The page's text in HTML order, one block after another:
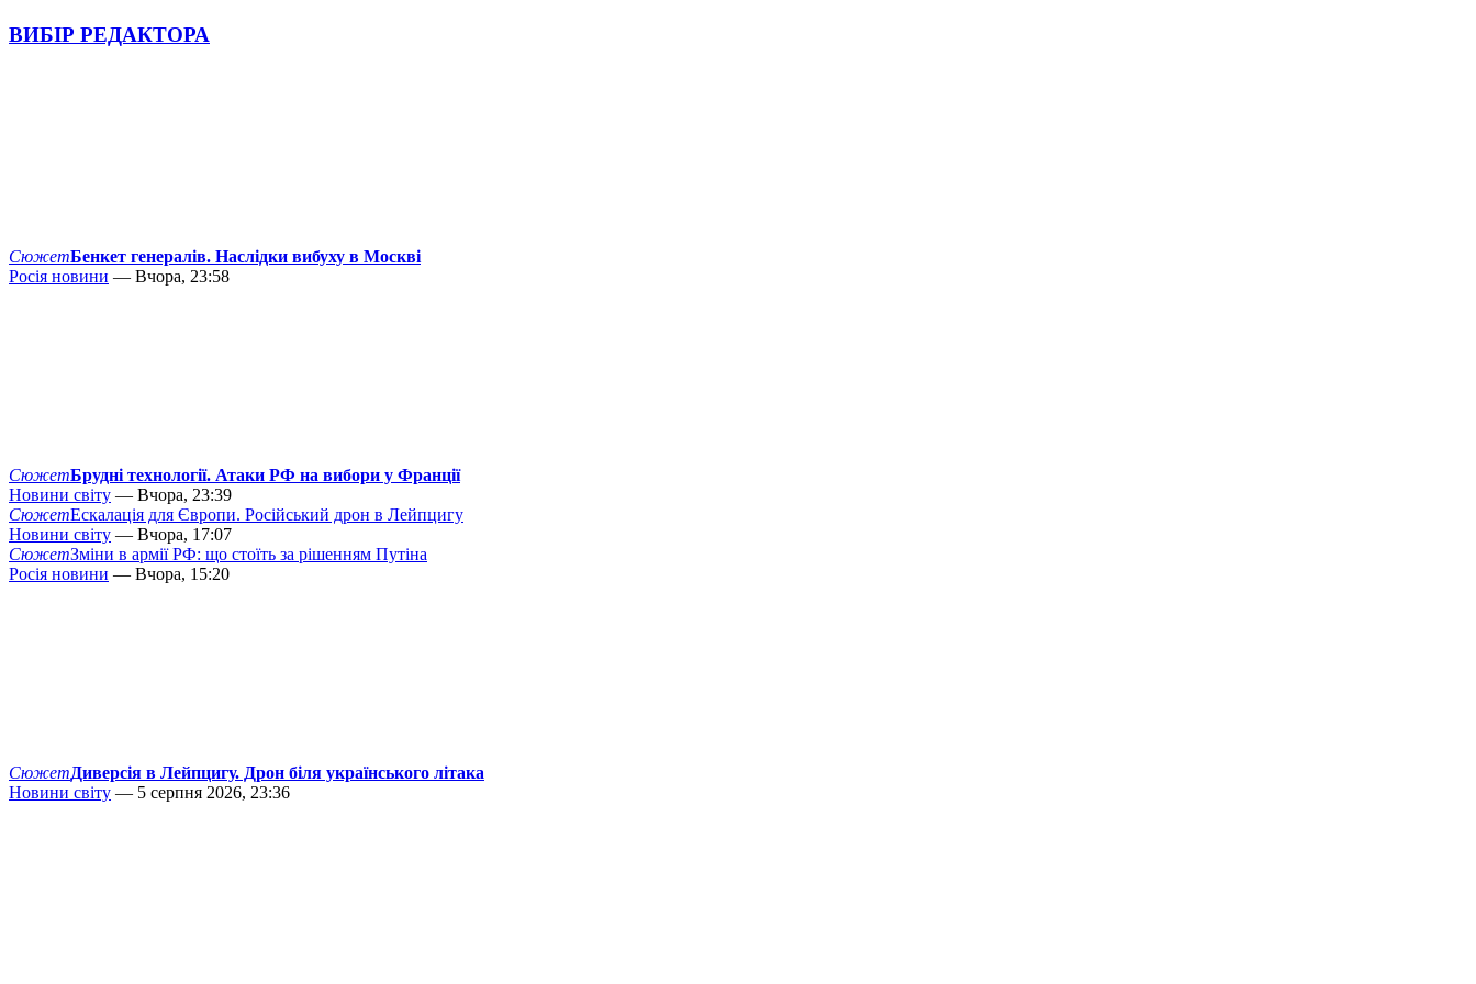
ВИБІР РЕДАКТОРА
СюжетБенкет генералів. Наслідки вибуху в Москві
Росія новини — Вчора, 23:58
СюжетБрудні технології. Атаки РФ на вибори у Франції
Новини світу — Вчора, 23:39
СюжетЕскалація для Європи. Російський дрон в Лейпцигу
Новини світу — Вчора, 17:07
СюжетЗміни в армії РФ: що стоїть за рішенням Путіна
Росія новини — Вчора, 15:20
СюжетДиверсія в Лейпцигу. Дрон біля українського літака
Новини світу — 5 серпня 2026, 23:36